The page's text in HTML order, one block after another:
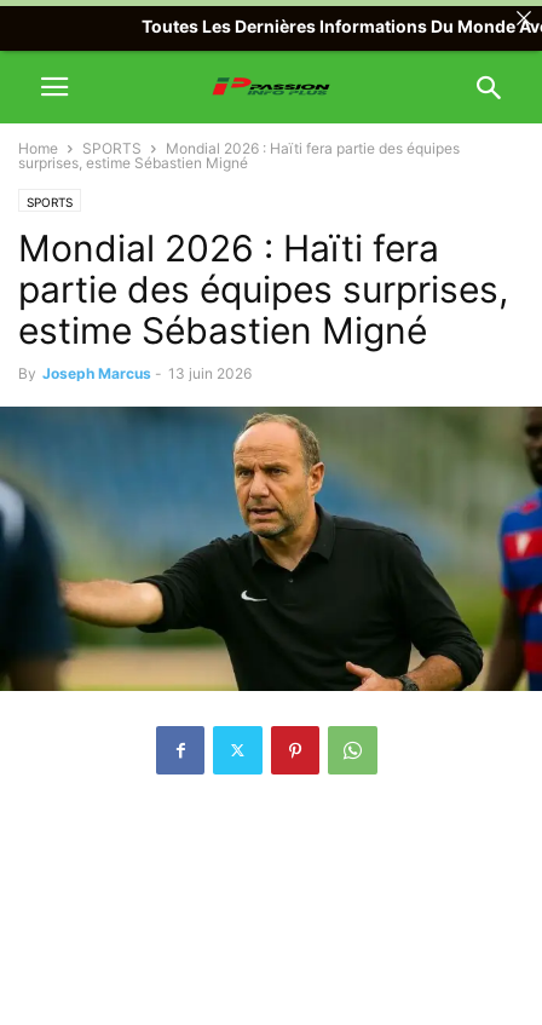
Home SPORTS
Mondial 2026 : Haïti fera partie des équipes
surprises, estime Sébastien Migné
SPORTS
Mondial 2026 : Haïti fera
partie des équipes surprises,
estime Sébastien Migné
By Joseph Marcus - 13 juin 2026
Toutes Les Dernières Informations Du Monde